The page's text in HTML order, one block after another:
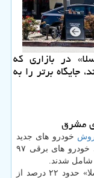
در بازاری که
برتر را به
مشرق
خودرو های جدید
در نروژ را به خود اختصاص داد و در مجموع، خودرو های برقی ۹۷
شدند.
طبق اعلام فدراسیون جاده نروژ، مدلهای «تسلا» حدود ۲۲ درصد از